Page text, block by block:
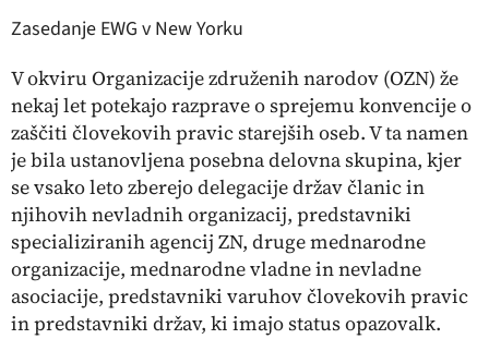
Zasedanje EWG v New Yorku
V okviru Organizacije združenih narodov (OZN) že
nekaj let potekajo razprave o sprejemu konvencije o
zaščiti človekovih pravic starejših oseb. V ta namen
je bila ustanovljena posebna delovna skupina, kjer
se vsako leto zberejo delegacije držav članic in
njihovih nevladnih organizacij, predstavniki
specializiranih agencij ZN, druge mednarodne
organizacije, mednarodne vladne in nevladne
asociacije, predstavniki varuhov človekovih pravic
in predstavniki držav, ki imajo status opazovalk.